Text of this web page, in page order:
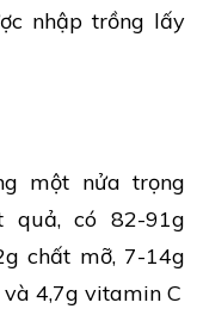
nhập trồng lấy
một nửa trọng
quả, có 82-91g
chất mỡ, 7-14g
4,7g vitamin C